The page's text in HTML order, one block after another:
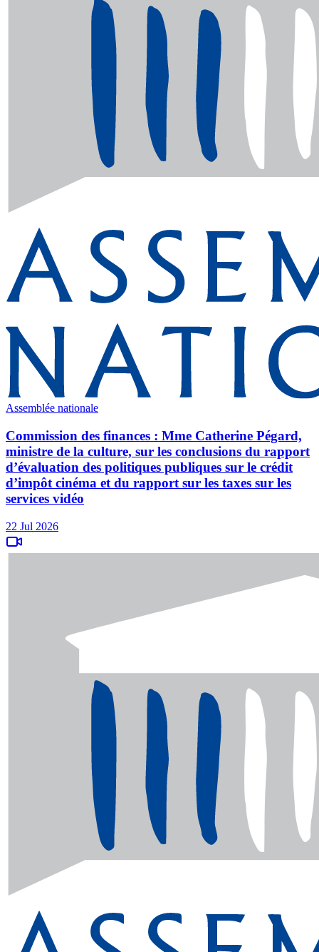
Assemblée nationale
Commission des finances : Mme Catherine Pégard,
ministre de la culture, sur les conclusions du rapport
d’évaluation des politiques publiques sur le crédit
d’impôt cinéma et du rapport sur les taxes sur les
services vidéo
22 Jul 2026